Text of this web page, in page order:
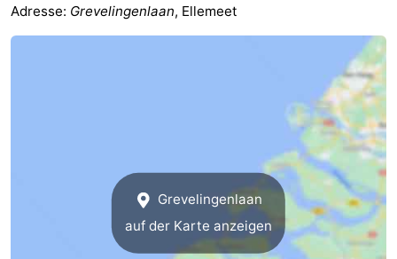
Adresse: Grevelingenlaan, Ellemeet
Grevelingenlaan
auf der Karte anzeigen